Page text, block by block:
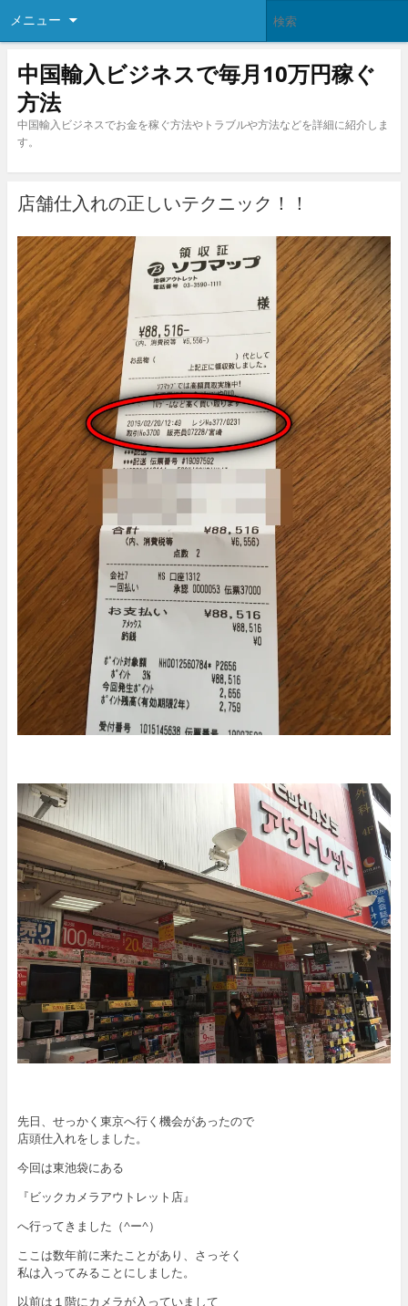
メニュー
中国輸入ビジネスで毎月10万円稼ぐ
方法
中国輸入ビジネスでお金を稼ぐ方法やトラブルや方法などを詳細に紹介しま
す。
店舗仕入れの正しいテクニック！！
先日、せっかく東京へ行く機会があったので
店頭仕入れをしました。
今回は東池袋にある
『ビックカメラアウトレット店』
へ行ってきました（^ー^）
ここは数年前に来たことがあり、さっそく
私は入ってみることにしました。
以前は１階にカメラが入っていまして